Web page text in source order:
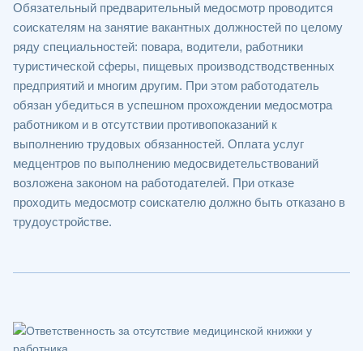
Обязательный предварительный медосмотр проводится
соискателям на занятие вакантных должностей по целому
ряду специальностей: повара, водители, работники
туристической сферы, пищевых производстводственных
предприятий и многим другим. При этом работодатель
обязан убедиться в успешном прохождении медосмотра
работником и в отсутствии противопоказаний к
выполнению трудовых обязанностей. Оплата услуг
медцентров по выполнению медосвидетельствований
возложена законом на работодателей. При отказе
проходить медосмотр соискателю должно быть отказано в
трудоустройстве.